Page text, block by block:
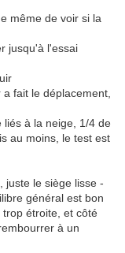
même de voir si la
jusqu'à l'essai
fait le déplacement,
liés à la neige, 1/4 de
au moins, le test est
juste le siège lisse -
général est bon
étroite, et côté
à un